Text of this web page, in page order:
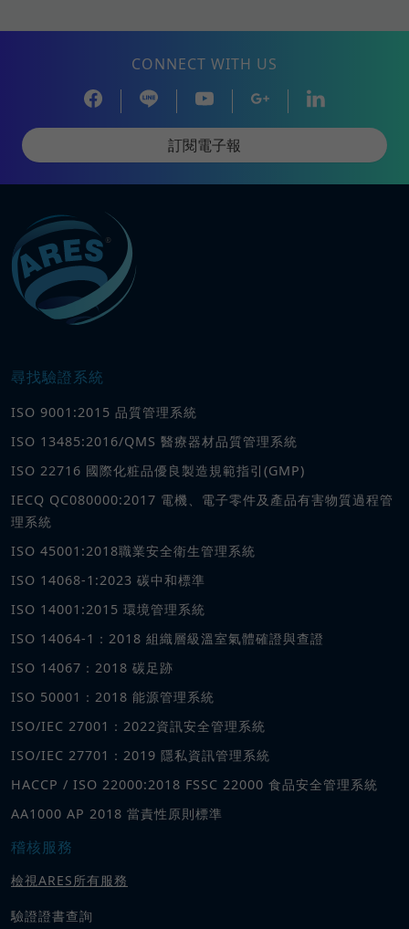
CONNECT WITH US
訂閱電子報
尋找驗證系統
ISO 9001:2015 品質管理系統
ISO 13485:2016/QMS 醫療器材品質管理系統
ISO 22716 國際化粧品優良製造規範指引(GMP)
IECQ QC080000:2017 電機、電子零件及產品有害物質過程管
理系統
ISO 45001:2018職業安全衛生管理系統
ISO 14068-1:2023 碳中和標準
ISO 14001:2015 環境管理系統
ISO 14064-1：2018 組織層級溫室氣體確證與查證
ISO 14067：2018 碳足跡
ISO 50001：2018 能源管理系統
ISO/IEC 27001：2022資訊安全管理系統
ISO/IEC 27701：2019 隱私資訊管理系統
HACCP / ISO 22000:2018 FSSC 22000 食品安全管理系統
AA1000 AP 2018 當責性原則標準
稽核服務
檢視ARES所有服務
驗證證書查詢